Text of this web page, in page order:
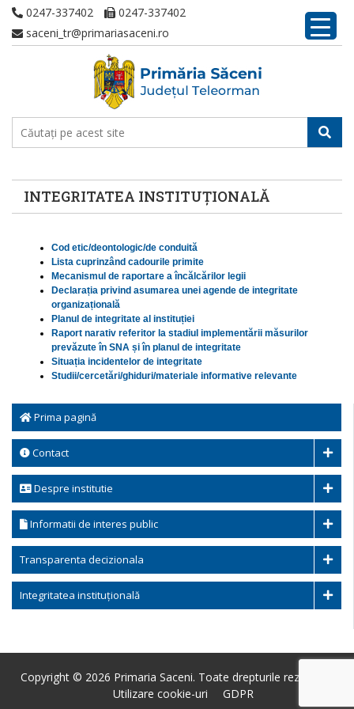
0247-337402
0247-337402
saceni_tr@primariasaceni.ro
INTEGRITATEA INSTITUȚIONALĂ
Prima pagină
Contact
Despre institutie
Informatii de interes public
Transparenta decizionala
Integritatea instituțională
Cod etic/deontologic/de conduită
Lista cuprinzând cadourile primite
Mecanismul de raportare a încălcărilor legii
Declarația privind asumarea unei agende de integritate
organizațională
Planul de integritate al instituției
Raport narativ referitor la stadiul implementării măsurilor
prevăzute în SNA și în planul de integritate
Situația incidentelor de integritate
Studii/cercetări/ghiduri/materiale informative relevante
Copyright © 2026 Primaria Saceni. Toate drepturile rezervate.
Utilizare cookie-uri
GDPR